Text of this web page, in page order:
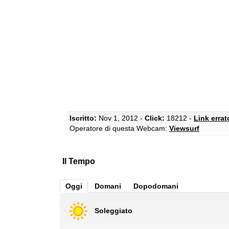
Iscritto: Nov 1, 2012 - Click: 18212 - Link
Operatore di questa Webcam: Viewsurf
Il Tempo
Oggi Domani Dopodomani
Soleggiato